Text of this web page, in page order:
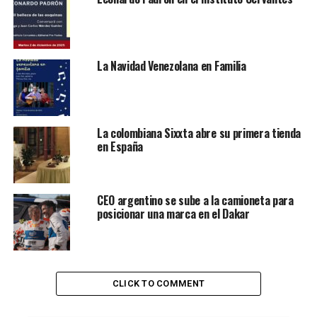
llegados, ejerciendo trabajos como taxista y preparador
de alimentos, mientras estudiaba en la universidad.
Se graduó del sistema de universidades públicas de la
ciudad (CUNY), donde obtuvo una licenciatura y una
maestría. Desde entonces mostró su liderazgo,
impulsando un movimiento estudiantil para mantener
accesible la educación superior para los estratos
populares. Fue maestro en escuelas públicas de la ciudad
durante más de quince años y en esa función, co-fundó
dos escuelas para apoyar a inmigrantes
latinoamericanos recién llegados, en su transición al
sistema educativo estadounidense.
Lea también:
Para la prensa es un rostro conocido, ya que desde el
La Navidad Venezolana en Familia
La colombiana Sixxta abre su primera tienda
en España
CEO argentino se sube a la camioneta para
posicionar una marca en el Dakar
CLICK TO COMMENT